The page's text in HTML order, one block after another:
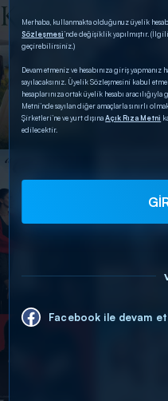
DİĞER SONUÇLAR
Merhaba, kullanmakta olduğunuz üyelik
Sözleşmesi’nde değişiklik yapılmıştır.
geçirebilirsiniz.)
Devam etmeniz ve hesabınıza giriş
sayılacaksınız. Üyelik Sözleşmesini kabul
hesaplarınıza ortak üyelik hesabı aracılığıyla
Metni’nde sayılan diğer amaçlarla sınırlı
Şirketleri’ne ve yurt dışınaAçık Rıza Metni
edilecektir.
Facebook ile devam et